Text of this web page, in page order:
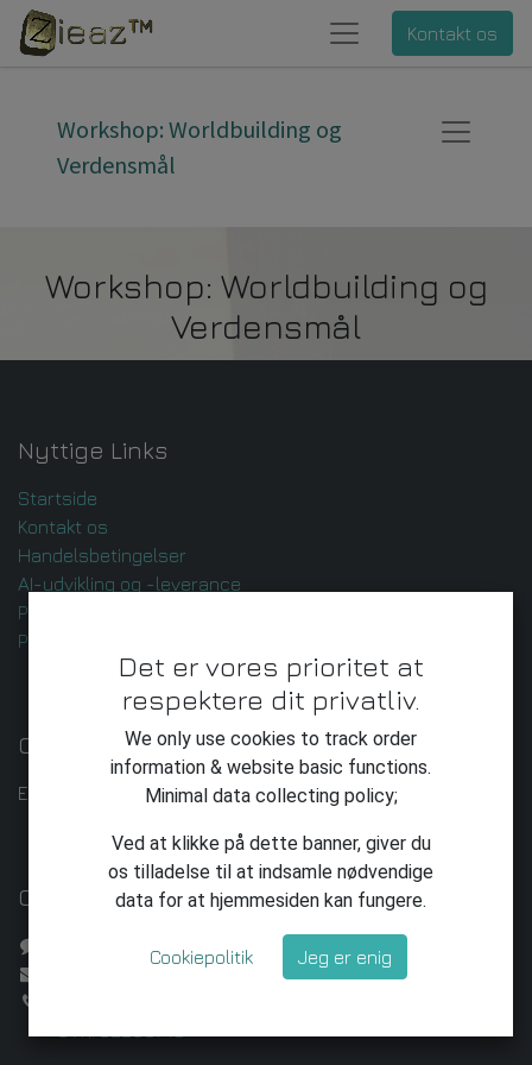
Kontakt os
Workshop: Worldbuilding og
Verdensmål
Workshop: Worldbuilding og
Verdensmål
Nyttige Links
Startside
Kontakt os
Handelsbetingelser
AI-udvikling og -leverance
Privatlivspolitik
Privatliv
Om os
Enkeltmandsvirksomhed med ambitioner.
Opret forbindelse til os
Det er vores prioritet at
respektere dit privatliv.
We only use cookies to track order
information & website basic functions.
Minimal data collecting policy;
Ved at klikke på dette banner, giver du
os tilladelse til at indsamle nødvendige
data for at hjemmesiden kan fungere.
Cookiepolitik Jeg er enig